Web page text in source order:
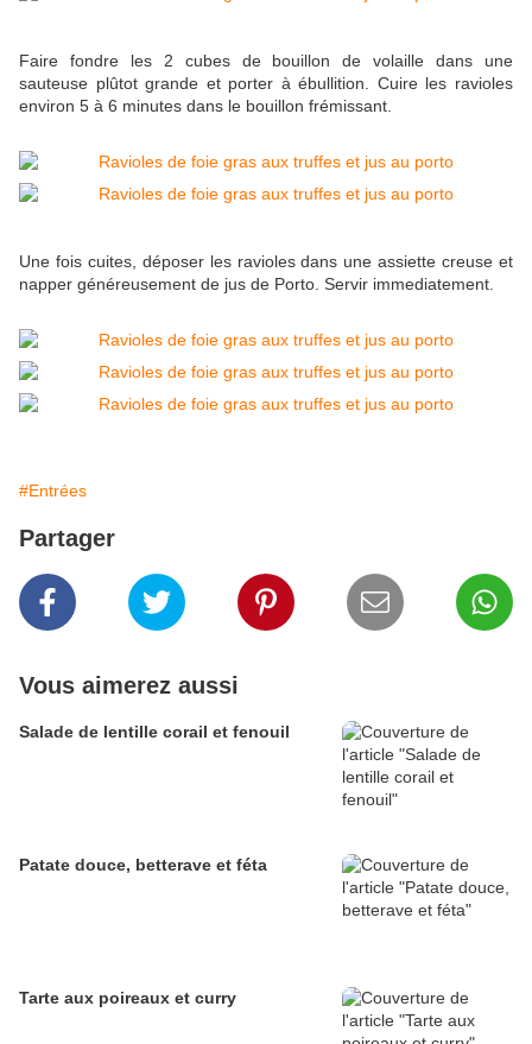
Faire fondre les 2 cubes de bouillon de volaille dans une
sauteuse plûtot grande et porter à ébullition. Cuire les ravioles
environ 5 à 6 minutes dans le bouillon frémissant.
Une fois cuites, déposer les ravioles dans une assiette creuse et
napper généreusement de jus de Porto. Servir immediatement.
#Entrées
Partager
Vous aimerez aussi
Salade de lentille corail et fenouil
Patate douce, betterave et féta
Tarte aux poireaux et curry